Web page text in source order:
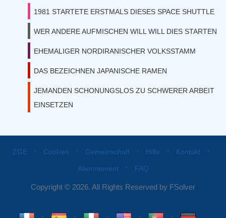
1981 STARTETE ERSTMALS DIESES SPACE SHUTTLE
WER ANDERE AUFMISCHEN WILL WILL DIES STARTEN
EHEMALIGER NORDIRANISCHER VOLKSSTAMM
DAS BEZEICHNEN JAPANISCHE RAMEN
JEMANDEN SCHONUNGSLOS ZU SCHWERER ARBEIT
EINSETZEN
ZGE ⋅ Cookies ⋅ Gemeinschaft ⋅ Hilfe ⋅ Kontakt ⋅
Abonnement ⋅ FAQ
Copyright © 2026. All Rights Reserved by FSolver